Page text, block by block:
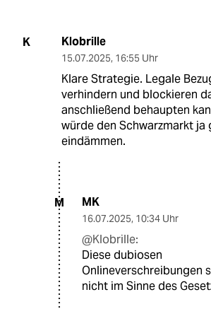
K Klobrille
15.07.2025, 16:55 Uhr
Klare Strategie. Legale
verhindern und blockieren
anschließend behaupten
würde den Schwarzmarkt ja
eindämmen.
M MK
16.07.2025, 10:34 Uhr
@Klobrille:
Diese dubiosen
Onlineverschreibungen
nicht im Sinne des